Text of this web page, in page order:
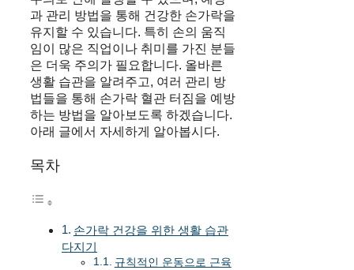
과 관리 방법을 통해 건강한 손가락을
유지할 수 있습니다. 특히 손의 움직
임이 많은 직업이나 취미를 가진 분들
은 더욱 주의가 필요합니다. 올바른
생활 습관을 알려주고, 여러 관리 방
법들을 통해 손가락 혈관 터짐을 예방
하는 방법을 알아보도록 하겠습니다.
아래 글에서 자세하게 알아봅시다.
목차
손가락 건강을 위한 생활 습관
다지기
규칙적인 운동으로 근육